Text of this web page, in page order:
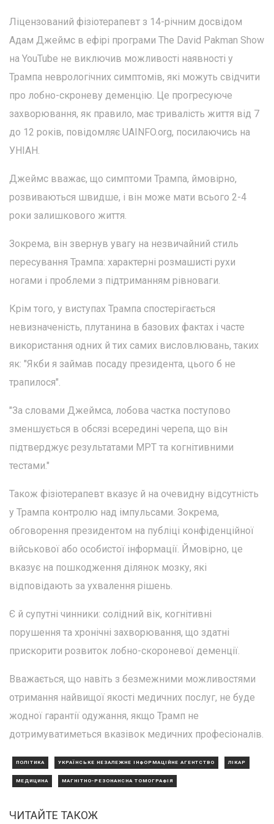
Ліцензований фізіотерапевт з 14-річним досвідом
Адам Джеймс в ефірі програми The David Pakman Show
на YouTube не виключив можливості наявності у
Трампа неврологічних симптомів, які можуть свідчити
про лобно-скроневу деменцію. Це прогресуюче
захворювання, як правило, має тривалість життя від 7
до 12 років, повідомляє UAINFO.org, посилаючись на
УНІАН.
Джеймс вважає, що симптоми Трампа, ймовірно,
розвиваються швидше, і він може мати всього 2-4
роки залишкового життя.
Зокрема, він звернув увагу на незвичайний стиль
пересування Трампа: характерні розмашисті рухи
ногами і проблеми з підтриманням рівноваги.
Крім того, у виступах Трампа спостерігається
невизначеність, плутанина в базових фактах і часте
використання одних й тих самих висловлювань, таких
як: "Якби я займав посаду президента, цього б не
трапилося".
"За словами Джеймса, лобова частка поступово
зменшується в обсязі всередині черепа, що він
підтверджує результатами МРТ та когнітивними
тестами."
Також фізіотерапевт вказує й на очевидну відсутність
у Трампа контролю над імпульсами. Зокрема,
обговорення президентом на публіці конфіденційної
військової або особистої інформації. Ймовірно, це
вказує на пошкодження ділянок мозку, які
відповідають за ухвалення рішень.
Є й супутні чинники: солідний вік, когнітивні
порушення та хронічні захворювання, що здатні
прискорити розвиток лобно-скороневої деменції.
Вважається, що навіть з безмежними можливостями
отримання найвищої якості медичних послуг, не буде
жодної гарантії одужання, якщо Трамп не
дотримуватиметься вказівок медичних професіоналів.
ПОЛІТИКА УКРАЇНСЬКЕ НЕЗАЛЕЖНЕ ІНФОРМАЦІЙНЕ АГЕНТСТВО ЛІКАР
МЕДИЦИНА МАГНІТНО-РЕЗОНАНСНА ТОМОГРАФІЯ
ЧИТАЙТЕ ТАКОЖ